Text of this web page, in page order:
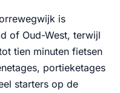
is
of Oud-West, terwijl
tien minuten fietsen
portieketages
starters op de